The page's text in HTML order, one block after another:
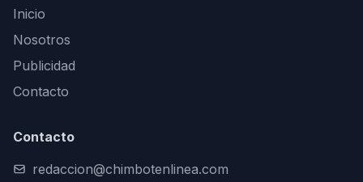
Inicio
Nosotros
Publicidad
Contacto
Contacto
redaccion@chimbotenlinea.com